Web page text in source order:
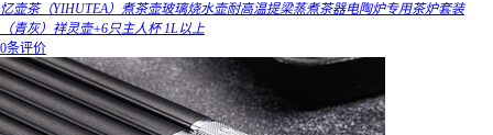
忆壶茶（YIHUTEA）煮茶壶玻璃烧水壶耐高温提梁蒸煮茶器电陶炉专用茶炉套装
（青灰）祥灵壶+6只主人杯 1L以上
0条评价